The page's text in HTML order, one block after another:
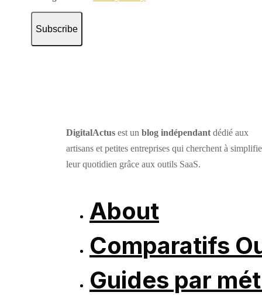
Subscribe
DigitalActus est un blog indépendant dédié aux
artisans et petites entreprises qui cherchent à
leur quotidien grâce aux outils SaaS.
About
Comparatifs
Guides par